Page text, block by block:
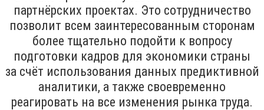
партнёрских проектах. Это сотрудничество
позволит всем заинтересованным сторонам
более тщательно подойти к вопросу
подготовки кадров для экономики страны
за счёт использования данных предиктивной
аналитики, а также своевременно
реагировать на все изменения рынка труда.